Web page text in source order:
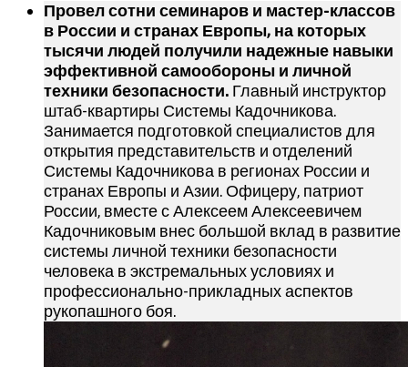
Провел сотни семинаров и мастер-классов
в России и странах Европы, на которых
тысячи людей получили надежные навыки
эффективной самообороны и личной
техники безопасности. Главный инструктор
штаб-квартиры Системы Кадочникова.
Занимается подготовкой специалистов для
открытия представительств и отделений
Системы Кадочникова в регионах России и
странах Европы и Азии. Офицеру, патриот
России, вместе с Алексеем Алексеевичем
Кадочниковым внес большой вклад в развитие
системы личной техники безопасности
человека в экстремальных условиях и
профессионально-прикладных аспектов
рукопашного боя.